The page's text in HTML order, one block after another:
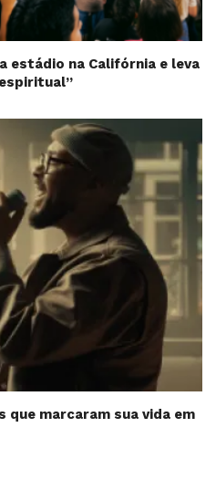
estádio na Califórnia e leva
marcaram sua vida em